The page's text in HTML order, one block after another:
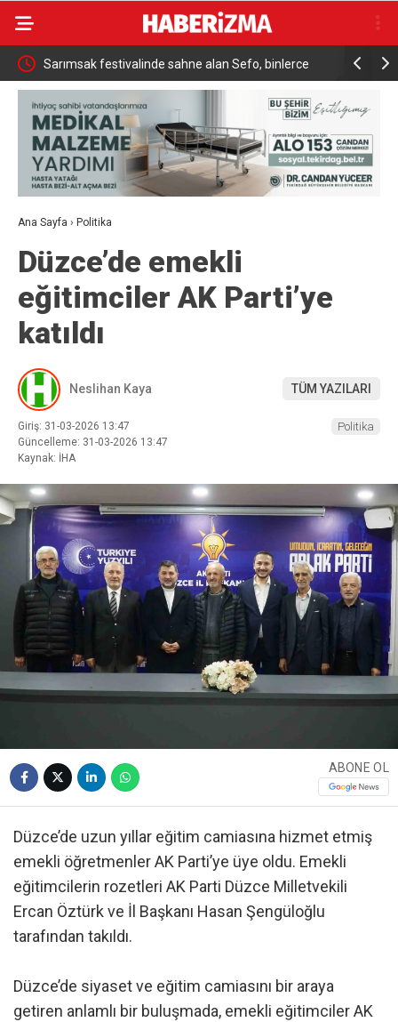
Sarımsak festivalinde sahne alan Sefo, binlerce
vatandaşa unutulmaz bir gece yaşattı
Sanatçı
Ana Sayfa › Politika
Düzce’de emekli
eğitimciler AK Parti’ye
katıldı
Neslihan Kaya TÜM YAZILARI
Giriş: 31-03-2026 13:47
Güncelleme: 31-03-2026 13:47
Kaynak: İHA
Politika
ABONE OL
Düzce’de uzun yıllar eğitim camiasına hizmet etmiş
emekli öğretmenler AK Parti’ye üye oldu. Emekli
eğitimcilerin rozetleri AK Parti Düzce Milletvekili
Ercan Öztürk ve İl Başkanı Hasan Şengüloğlu
tarafından takıldı.
Düzce’de siyaset ve eğitim camiasını bir araya
getiren anlamlı bir buluşmada, emekli eğitimciler AK